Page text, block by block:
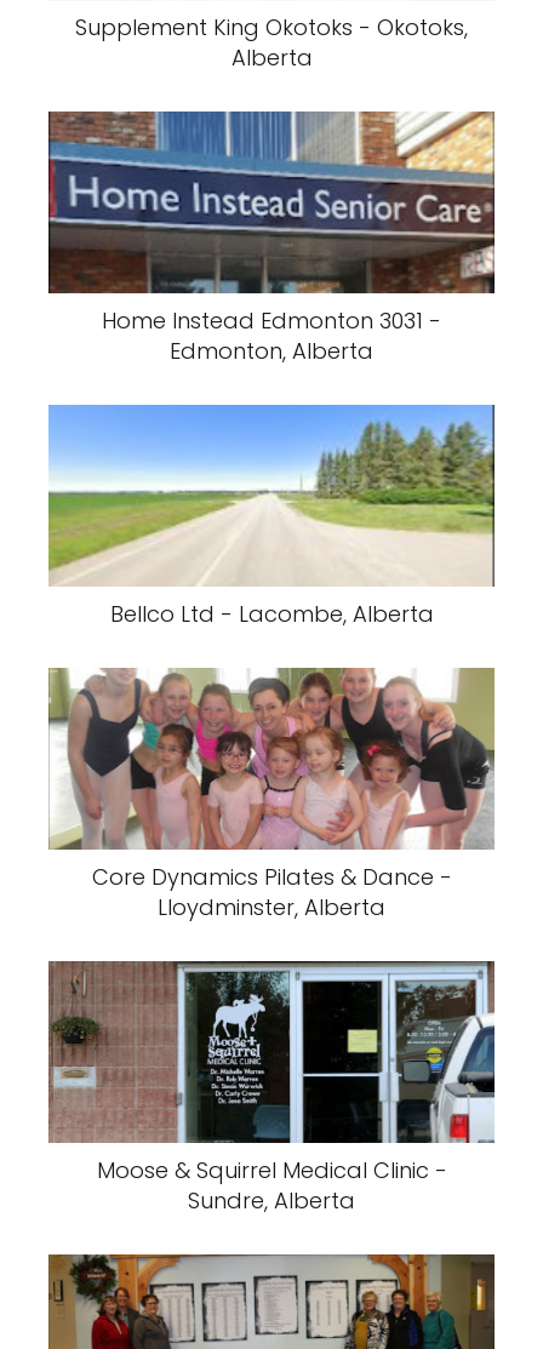
Supplement King Okotoks - Okotoks,
Alberta
Home Instead Edmonton 3031 -
Edmonton, Alberta
Bellco Ltd - Lacombe, Alberta
Core Dynamics Pilates & Dance -
Lloydminster, Alberta
Moose & Squirrel Medical Clinic -
Sundre, Alberta